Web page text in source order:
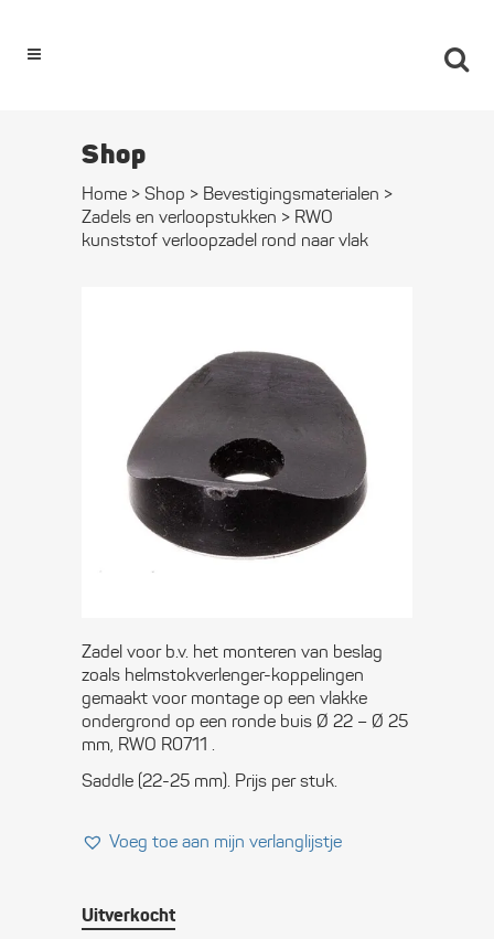
Shop
Home > Shop > Bevestigings­­materialen >
Zadels en verloopstukken > RWO
kunststof verloop­zadel rond naar vlak
RWO
kunststof
verloop­zadel
rond naar vlak
Zadel voor b.v. het monteren van beslag
zoals helmstokverlenger-koppelingen
gemaakt voor montage op een vlakke
ondergrond op een ronde buis Ø 22 – Ø 25
mm, RWO R0711 .
Saddle (22-25 mm). Prijs per stuk.
Voeg toe aan mijn verlanglijstje
Uitverkocht